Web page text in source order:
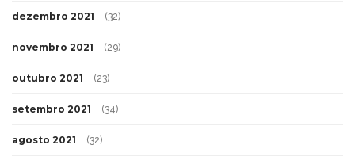
dezembro 2021 (32)
novembro 2021 (29)
outubro 2021 (23)
setembro 2021 (34)
agosto 2021 (32)